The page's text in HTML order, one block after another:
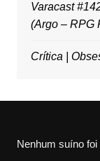
Varacast
(Argo – RPG
Crítica |
Nenhum suíno